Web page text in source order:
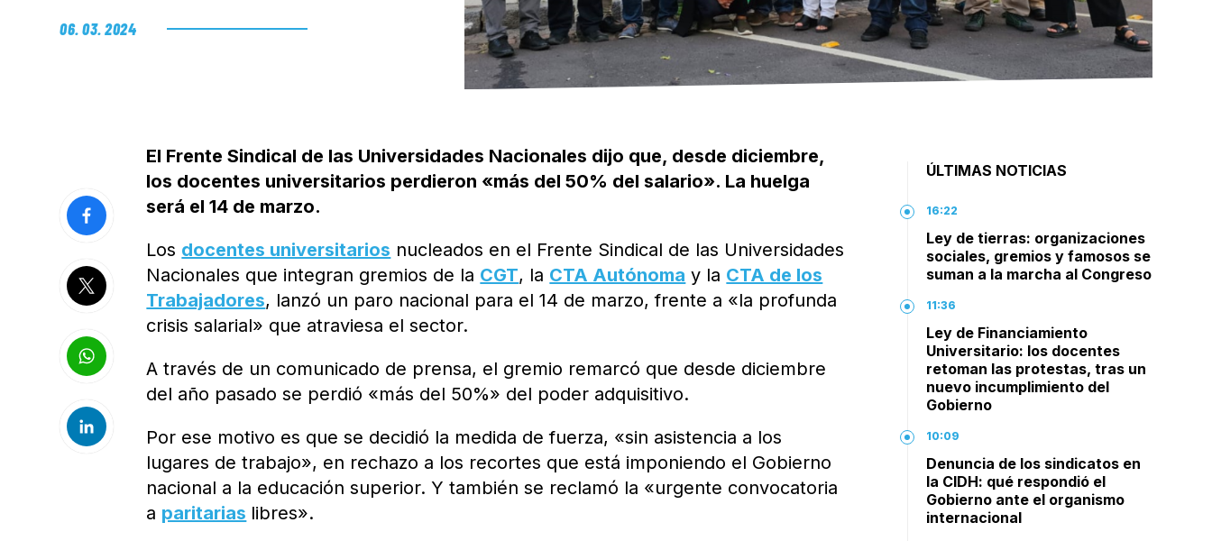
06. 03. 2024
El Frente Sindical de las Universidades Nacionales dijo que, desde diciembre,
los docentes universitarios perdieron «más del 50% del salario». La huelga
será el 14 de marzo.
Los docentes universitarios nucleados en el Frente Sindical de las Universidades
Nacionales que integran gremios de la CGT, la CTA Autónoma y la CTA de los
Trabajadores, lanzó un paro nacional para el 14 de marzo, frente a «la profunda
crisis salarial» que atraviesa el sector.
A través de un comunicado de prensa, el gremio remarcó que desde diciembre
del año pasado se perdió «más del 50%» del poder adquisitivo.
Por ese motivo es que se decidió la medida de fuerza, «sin asistencia a los
lugares de trabajo», en rechazo a los recortes que está imponiendo el Gobierno
nacional a la educación superior. Y también se reclamó la «urgente convocatoria
a paritarias libres».
ÚLTIMAS NOTICIAS
16:22
Ley de tierras: organizaciones
sociales, gremios y famosos se
suman a la marcha al Congreso
11:36
Ley de Financiamiento
Universitario: los docentes
retoman las protestas, tras un
nuevo incumplimiento del
Gobierno
10:09
Denuncia de los sindicatos en
la CIDH: qué respondió el
Gobierno ante el organismo
internacional